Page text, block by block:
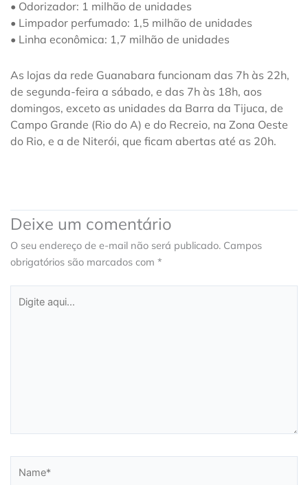
• Odorizador: 1 milhão de unidades
• Limpador perfumado: 1,5 milhão de unidades
• Linha econômica: 1,7 milhão de unidades
As lojas da rede Guanabara funcionam das 7h às 22h,
de segunda-feira a sábado, e das 7h às 18h, aos
domingos, exceto as unidades da Barra da Tijuca, de
Campo Grande (Rio do A) e do Recreio, na Zona Oeste
do Rio, e a de Niterói, que ficam abertas até as 20h.
Deixe um comentário
O seu endereço de e-mail não será publicado. Campos
obrigatórios são marcados com *
aqui...